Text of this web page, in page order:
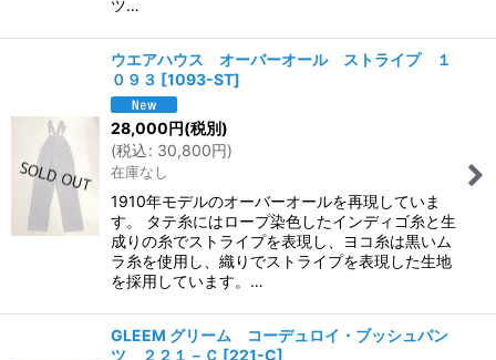
ツ…
ウエアハウス オーバーオール ストライプ １
０９３ [1093-ST]
28,000円(税別)
(税込: 30,800円)
在庫なし
1910年モデルのオーバーオールを再現していま
す。 タテ糸にはロープ染色したインディゴ糸と生
成りの糸でストライプを表現し、ヨコ糸は黒いム
ラ糸を使用し、織りでストライプを表現した生地
を採用しています。…
GLEEM グリーム コーデュロイ・ブッシュパン
ツ ２２１－Ｃ [221-C]